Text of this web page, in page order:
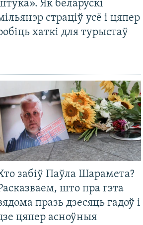
Як беларускі
страціў усё і цяпер
хаткі для турыстаў
забіў Паўла Шарамета?
што пра гэта
празь дзесяць гадоў і
цяпер асноўныя